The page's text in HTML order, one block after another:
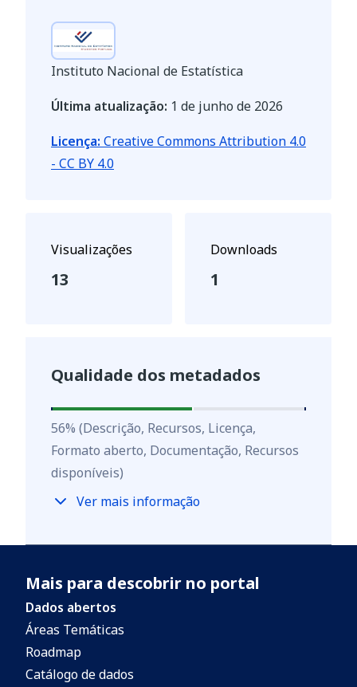
Instituto Nacional de Estatística
Última atualização: 1 de junho de 2026
Licença: Creative Commons Attribution 4.0
- CC BY 4.0
Visualizações
13
Downloads
1
Qualidade dos metadados
56%
56% (Descrição, Recursos, Licença,
Formato aberto, Documentação, Recursos
disponíveis)
Ver mais informação
Mais para descobrir no portal
Dados abertos
Áreas Temáticas
Roadmap
Catálogo de dados